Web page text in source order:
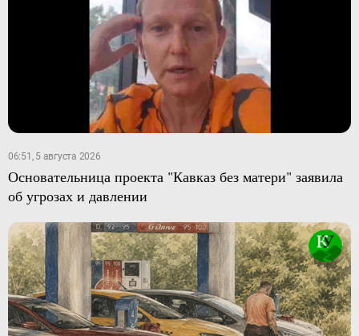
06:51, 5 августа 2026
Основательница проекта "Кавказ без матери" заявила
об угрозах и давлении